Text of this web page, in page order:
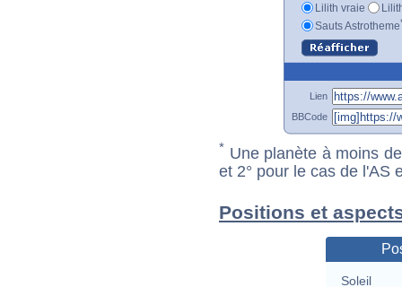
Lilith vraie
Sauts Astrotheme
Lien
BBCode
* Une planète à moins
et 2° pour le cas de l'AS
Positions et
Soleil